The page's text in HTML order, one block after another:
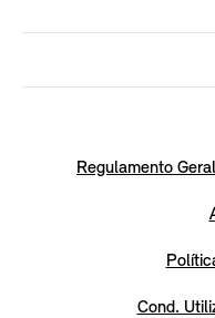
Regulamento
Cond.